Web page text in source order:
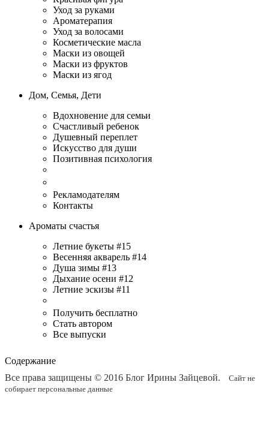
Уход за руками
Ароматерапия
Уход за волосами
Косметические масла
Маски из овощей
Маски из фруктов
Маски из ягод
Дом, Семья, Дети
Вдохновение для семьи
Счастливый ребенок
Душевный переплет
Искусство для души
Позитивная психология
Рекламодателям
Контакты
Ароматы счастья
Летние букеты #15
Весенняя акварель #14
Душа зимы #13
Дыхание осени #12
Летние эскизы #11
Получить бесплатно
Стать автором
Все выпуски
Содержание
Все права защищены © 2016 Блог Ирины Зайцевой.
Сайт не
собирает персональные данные